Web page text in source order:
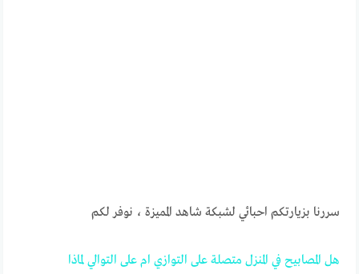
سررنا بزيارتكم احبائي لشبكة شاهد المميزة ، نوفر لكم
هل المصابيح في المنزل متصلة على التوازي ام على التوالي لماذا